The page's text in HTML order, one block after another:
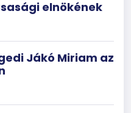
elnökének
Jákó Miriam az